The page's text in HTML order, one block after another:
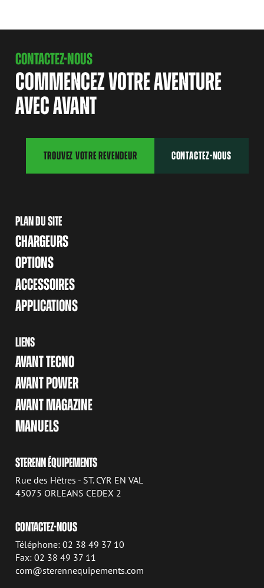
CONTACTEZ-NOUS
COMMENCEZ VOTRE AVENTURE
AVEC AVANT
TROUVEZ VOTRE REVENDEUR CONTACTEZ-NOUS
PLAN DU SITE
CHARGEURS
OPTIONS
ACCESSOIRES
APPLICATIONS
LIENS
AVANT TECNO
AVANT POWER
AVANT MAGAZINE
MANUELS
STERENN ÉQUIPEMENTS
Rue des Hêtres - ST. CYR EN VAL
45075 ORLEANS CEDEX 2
CONTACTEZ-NOUS
Téléphone: 02 38 49 37 10
Fax: 02 38 49 37 11
com@sterennequipements.com